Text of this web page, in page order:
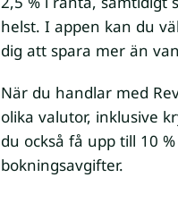
helst. I appen kan du
dig att spara mer än
När du handlar med
olika valutor, inklusive
du också få upp till 10
bokningsavgifter.